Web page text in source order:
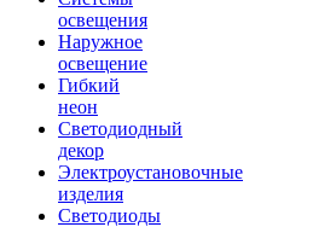
освещения
Наружное
освещение
Гибкий
неон
Светодиодный
декор
Электроустановочные
изделия
Светодиоды